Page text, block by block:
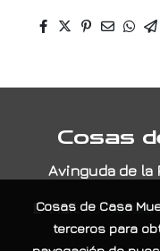
Cosas
Avinguda de la
E-Mail:
Cosas de Casa
terceros para